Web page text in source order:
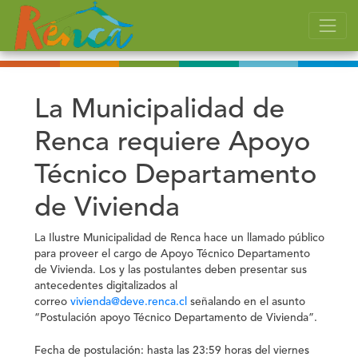
La Municipalidad de
Renca requiere Apoyo
Técnico Departamento
de Vivienda
La Ilustre Municipalidad de Renca hace un llamado público
para proveer el cargo de Apoyo Técnico Departamento
de Vivienda. Los y las postulantes deben presentar sus
antecedentes digitalizados al
correo vivienda@deve.renca.cl señalando en el asunto
“Postulación apoyo Técnico Departamento de Vivienda” .
Fecha de postulación: hasta las 23:59 horas del viernes